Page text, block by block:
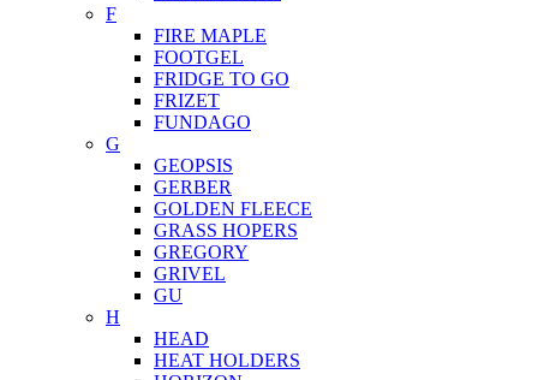
F
FIRE MAPLE
FOOTGEL
FRIDGE TO GO
FRIZET
FUNDAGO
G
GEOPSIS
GERBER
GOLDEN FLEECE
GRASS HOPERS
GREGORY
GRIVEL
GU
H
HEAD
HEAT HOLDERS